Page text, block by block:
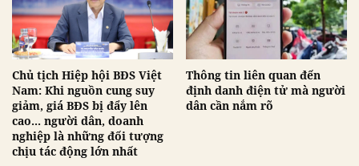
Chủ tịch Hiệp hội BĐS Việt
Nam: Khi nguồn cung suy
giảm, giá BĐS bị đẩy lên
cao... người dân, doanh
nghiệp là những đối tượng
chịu tác động lớn nhất
Thông tin liên quan đến
định danh điện tử mà người
dân cần nắm rõ